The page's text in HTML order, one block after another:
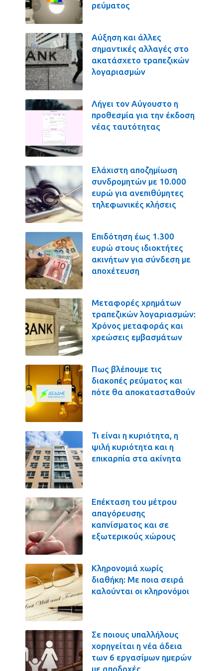
ρεύματος
Αύξηση και άλλες
σημαντικές αλλαγές στο
ακατάσχετο τραπεζικών
λογαριασμών
Λήγει τον Αύγουστο η
προθεσμία για την έκδοση
νέας ταυτότητας
Ελάχιστη αποζημίωση
συνδρομητών με 10.000
ευρώ για ανεπιθύμητες
τηλεφωνικές κλήσεις
Επιδότηση έως 1.300
ευρώ στους ιδιοκτήτες
ακινήτων για σύνδεση με
αποχέτευση
Μεταφορές χρημάτων
τραπεζικών λογαριασμών:
Χρόνος μεταφοράς και
χρεώσεις εμβασμάτων
Πως βλέπουμε τις
διακοπές ρεύματος και
πότε θα αποκατασταθούν
Τι είναι η κυριότητα, η
ψιλή κυριότητα και η
επικαρπία στα ακίνητα
Επέκταση του μέτρου
απαγόρευσης
καπνίσματος και σε
εξωτερικούς χώρους
Κληρονομιά χωρίς
διαθήκη: Με ποια σειρά
καλούνται οι κληρονόμοι
Σε ποιους υπαλλήλους
χορηγείται η νέα άδεια
των 6 εργασίμων ημερών
με αποδοχές